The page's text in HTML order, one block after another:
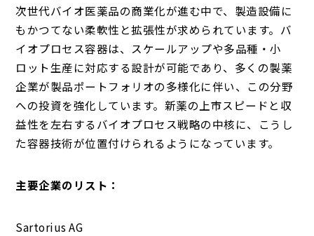
次世代バイオ医薬品の商業化が進む中で、製造設備に
もかつてない柔軟性と拡張性が求められています。バ
イオプロセス容器は、スケールアップや多品種・小
ロット生産に対応する設計が可能であり、多くの製薬
企業が製品ポートフォリオの多様化に伴い、この分野
への投資を強化しています。新薬の上市スピードと収
益性を左右するバイオプロセス戦略の中核に、こうし
た容器技術が位置付けられるようになっています。
主要企業のリスト：
Sartorius AG